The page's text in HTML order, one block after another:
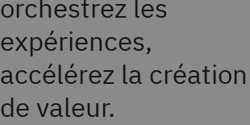
orchestrez les
expériences,
accélérez la création
de valeur.